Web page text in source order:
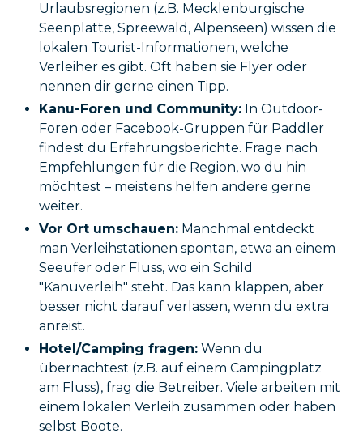
Urlaubsregionen (z.B. Mecklenburgische
Seenplatte, Spreewald, Alpenseen) wissen die
lokalen Tourist-Informationen, welche
Verleiher es gibt. Oft haben sie Flyer oder
nennen dir gerne einen Tipp.
Kanu-Foren und Community: In Outdoor-
Foren oder Facebook-Gruppen für Paddler
findest du Erfahrungsberichte. Frage nach
Empfehlungen für die Region, wo du hin
möchtest – meistens helfen andere gerne
weiter.
Vor Ort umschauen: Manchmal entdeckt
man Verleihstationen spontan, etwa an einem
Seeufer oder Fluss, wo ein Schild
"Kanuverleih" steht. Das kann klappen, aber
besser nicht darauf verlassen, wenn du extra
anreist.
Hotel/Camping fragen: Wenn du
übernachtest (z.B. auf einem Campingplatz
am Fluss), frag die Betreiber. Viele arbeiten mit
einem lokalen Verleih zusammen oder haben
selbst Boote.